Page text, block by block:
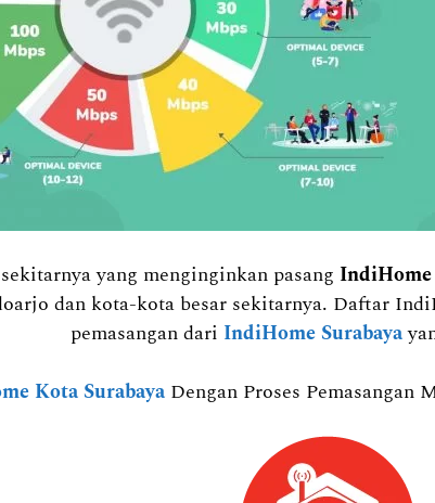
yang menginginkan pasang IndiHome
dan kota-kota besar sekitarnya. Daftar
pemasangan dari IndiHome Surabaya
Kota Surabaya Dengan Proses Pemasangan